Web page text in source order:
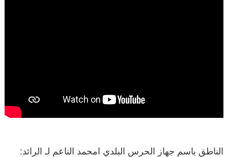
الناطق باسم جهاز الحرس البلدي امحمد الناعم لـ الرائد: